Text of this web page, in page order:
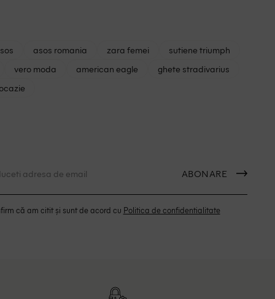
asos romania zara femei
sutiene triumph
vero moda american eagle
ghete stradivarius
ABONARE
că am citit și sunt de acord cu Politica de confidentialitate